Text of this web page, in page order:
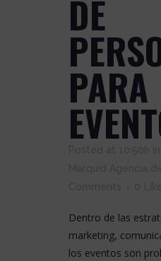
DE
PARA
Dentro de las
marketing,
los eventos son